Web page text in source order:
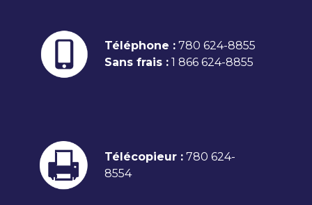
Téléphone : 780 624-8855
Sans frais : 1 866 624-8855
Télécopieur : 780 624-
8554